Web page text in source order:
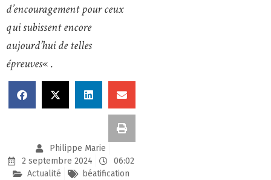
d’encouragement pour ceux
qui subissent encore
aujourd’hui de telles
épreuves« .
Philippe Marie
2 septembre 2024
06:02
Actualité
béatification